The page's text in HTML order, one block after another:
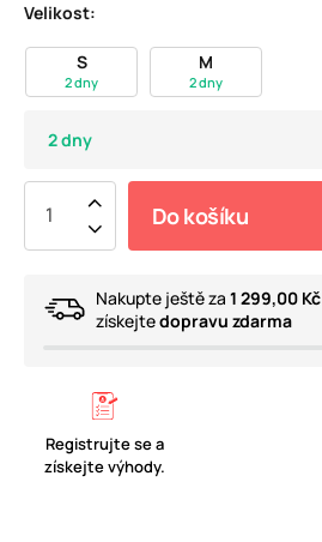
Velikost:
S
2 dny
M
2 dny
2 dny
Do košíku
Nakupte ještě za 1 299,00 Kč
získejtedopravu zdarma
Registrujte se a
získejte výhody.